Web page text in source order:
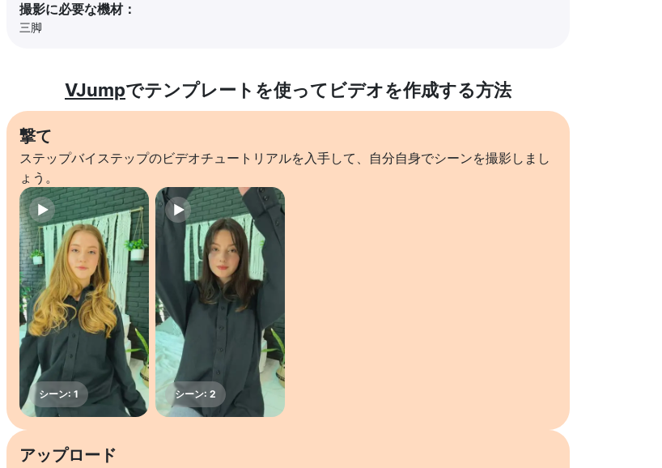
撮影に必要な機材：
三脚
VJumpでテンプレートを使ってビデオを作成する方法
撃て
ステップバイステップのビデオチュートリアルを入手して、自分自身でシーンを撮影しまし
ょう。
アップロード